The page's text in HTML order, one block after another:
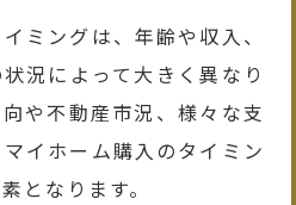
ミングは、年齢や収入、
況によって大きく異なり
や不動産市況、様々な支
イホーム購入のタイミン
となります。